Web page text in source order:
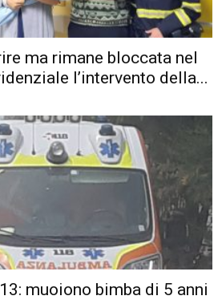
ma rimane bloccata nel
l’intervento della...
muoiono bimba di 5 anni